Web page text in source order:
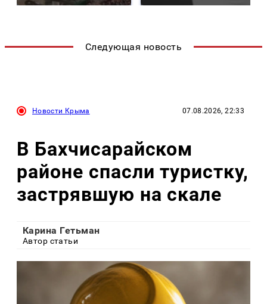
Следующая новость
Новости Крыма 07.08.2026, 22:33
В Бахчисарайском
районе спасли туристку,
застрявшую на скале
Карина Гетьман
Автор статьи